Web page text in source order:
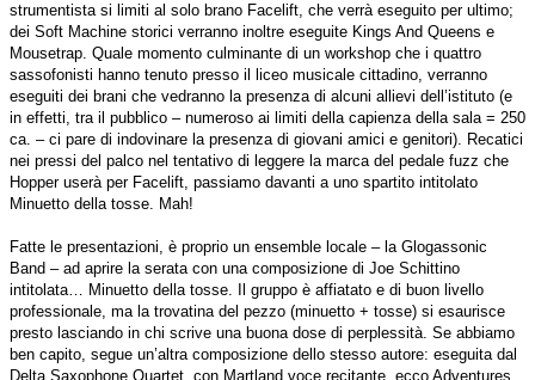
strumentista si limiti al solo brano Facelift, che verrà eseguito per ultimo;
dei Soft Machine storici verranno inoltre eseguite Kings And Queens e
Mousetrap. Quale momento culminante di un workshop che i quattro
sassofonisti hanno tenuto presso il liceo musicale cittadino, verranno
eseguiti dei brani che vedranno la presenza di alcuni allievi dell’istituto (e
in effetti, tra il pubblico – numeroso ai limiti della capienza della sala = 250
ca. – ci pare di indovinare la presenza di giovani amici e genitori). Recatici
nei pressi del palco nel tentativo di leggere la marca del pedale fuzz che
Hopper userà per Facelift, passiamo davanti a uno spartito intitolato
Minuetto della tosse. Mah!
Fatte le presentazioni, è proprio un ensemble locale – la Glogassonic
Band – ad aprire la serata con una composizione di Joe Schittino
intitolata… Minuetto della tosse. Il gruppo è affiatato e di buon livello
professionale, ma la trovatina del pezzo (minuetto + tosse) si esaurisce
presto lasciando in chi scrive una buona dose di perplessità. Se abbiamo
ben capito, segue un’altra composizione dello stesso autore: eseguita dal
Delta Saxophone Quartet, con Martland voce recitante, ecco Adventures